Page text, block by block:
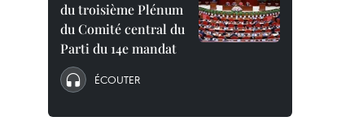
du troisième Plénum
du Comité central du
Parti du 14e mandat
ÉCOUTER